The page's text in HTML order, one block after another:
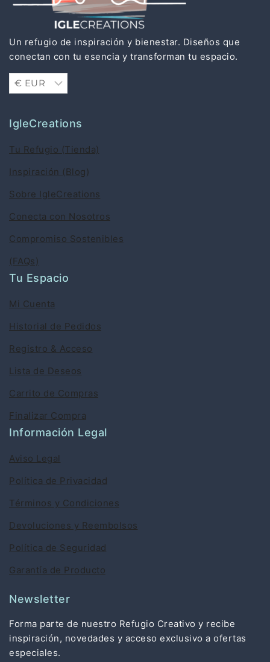
Un refugio de inspiración y bienestar. Diseños que
conectan con tu esencia y transforman tu espacio.
IgleCreations
Tu Refugio (Tienda)
Inspiración (Blog)
Sobre IgleCreations
Conecta con Nosotros
Compromiso Sostenibles
(FAQs)
Tu Espacio
Mi Cuenta
Historial de Pedidos
Registro & Acceso
Lista de Deseos
Carrito de Compras
Finalizar Compra
Información Legal
Aviso Legal
Política de Privacidad
Términos y Condiciones
Devoluciones y Reembolsos
Política de Seguridad
Garantía de Producto
Newsletter
Forma parte de nuestro Refugio Creativo y recibe
inspiración, novedades y acceso exclusivo a ofertas
especiales.